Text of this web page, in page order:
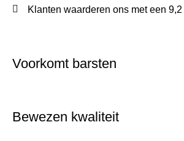
Klanten waarderen ons met een 9,2
Voorkomt barsten
Bewezen kwaliteit